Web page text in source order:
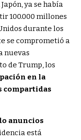
ya se había
100.000 millones
durante los
se comprometió a
nuevas
de Trump, los
en la
compartidas
anuncios
está